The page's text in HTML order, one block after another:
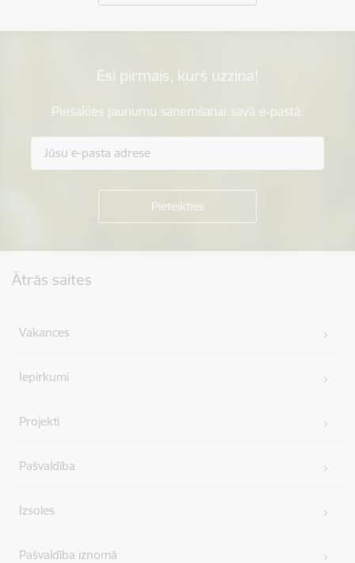
Esi pirmais, kurš uzzina!
Piesakies jaunumu saņemšanai savā e-pastā.
Ātrās saites
Vakances
Iepirkumi
Projekti
Pašvaldība
Izsoles
Pašvaldība iznomā